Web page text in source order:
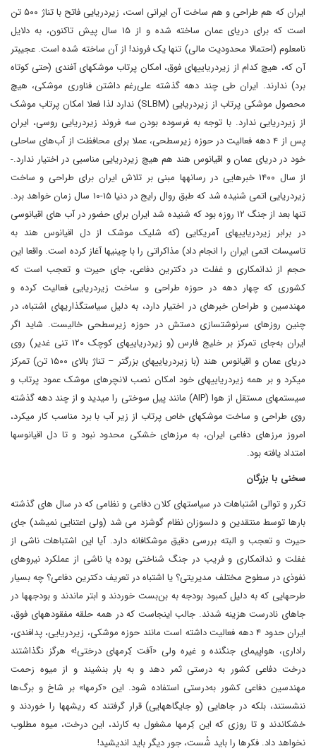
ایران که هم طراحی و هم ساخت آن ایرانی است، زیردریایی فاتح با تناژ ۵۰۰ تن
است که برای دریای عمان ساخته شده و از ۱۵ سال پیش تاکنون، به دلایل
نامعلوم (احتمالا محدودیت مالی) تنها یک فروند! از آن ساخته شده است. عجیب­تر
آن که، هیچ کدام از زیردریایی­های فوق، امکان پرتاب موشک­های آفندی (حتی کوتاه
برد) ندارند. ایران طی چند دهه گذشته علی‌رغم داشتن فناوری موشکی، هیچ
محصول موشکی پرتاب از زیردریایی (SLBM) ندارد لذا فعلا امکان پرتاب موشک
از زیردریایی ندارد. با توجه به فرسوده بودن سه فروند زیردریایی روسی، ایران
پس از ۴ دهه فعالیت در حوزه زیرسطحی، عملا برای محافظت از آب‌های ساحلی
خود در دریای عمان و اقیانوس هند هم هیچ زیردریایی مناسبی در اختیار ندارد.­
از سال ۱۴۰۰ خبرهایی در رسانه­ها مبنی بر تلاش ایران برای طراحی و ساخت
زیردریایی اتمی شنیده شد که طبق روال رایج در دنیا ۱۵-۱۰ سال زمان خواهد برد.
تنها بعد از جنگ ۱۲ روزه بود که شنیده شد ایران برای حضور در آب های اقیانوسی
در برابر زیردریایی­های آمریکایی (که شلیک موشک از دل اقیانوس هند به
تاسیسات اتمی ایران را انجام داد) مذاکراتی را با چینی­ها آغاز کرده است. واقعا این
حجم از ندانم­کاری و غفلت در دکترین دفاعی، جای حیرت و تعجب است که
کشوری که چهار دهه در حوزه طراحی و ساخت زیردریایی فعالیت کرده و
مهندسین و طراحان خبره­ای در اختیار دارد، به دلیل سیاست­گذاری­های اشتباه، در
چنین روزهای سرنوشت­سازی دستش در حوزه زیرسطحی خالیست. شاید اگر
ایران به‌جای تمرکز بر خلیج فارس (و زیردریایی­های کوچک ۱۲۰ تنی غدیر) روی
دریای عمان و اقیانوس هند (با زیردریایی­های بزرگتر – تناژ بالای ۱۵۰۰ تن) تمرکز
می­کرد و بر همه زیردریایی­های خود امکان نصب لانچرهای موشک عمود پرتاب و
سیستم­های مستقل از هوا (AIP) مانند پیل سوختی را می­دید و از چند دهه گذشته
روی طراحی و ساخت موشک­های خاص پرتاب از زیر آب با برد مناسب کار می­کرد،
امروز مرزهای دفاعی ایران، به مرزهای خشکی محدود نبود و تا دل اقیانوسها
امتداد یافته بود.
سخنی با بزرگان
تکرر و توالی اشتباهات در سیاست­های کلان دفاعی و نظامی که در سال های گذشته
بارها توسط منتقدین و دلسوزان نظام گوشزد می­ شد (ولی اعتنایی نمی­شد) جای
حیرت و تعجب و البته بررسی دقیق موشکافانه دارد. آیا این اشتباهات ناشی از
غفلت و ندانم­کاری و فریب در جنگ شناختی بوده یا ناشی از عملکرد نیروهای
نفوذی در سطوح مختلف مدیریتی؟ یا اشتباه در تعریف دکترین دفاعی؟ چه بسیار
طرح­هایی که به دلیل کمبود بودجه به بن‌بست خوردند و ابتر ماندند و بودجه­ها در
جاهای نادرست هزینه شدند. جالب اینجاست که در همه حلقه مفقوده­های فوق،
ایران حدود ۴ دهه فعالیت داشته است مانند حوزه موشکی، زیردریایی، پدافندی،
راداری، هواپیمای جنگنده و غیره ولی «آفت کِرم­های درختی!» هرگز نگذاشتند
درخت دفاعی کشور به درستی ثمر دهد و به بار بنشیند و از میوه زحمت
مهندسین دفاعی کشور به‌درستی استفاده شود. این «کرم­ها» بر شاخ و برگ‌ها
ننشستند، بلکه در جاهایی (و جایگاه­هایی) قرار گرفتند که ریشه­ها را خوردند و
خشکاندند و تا روزی که این کِرم­ها مشغول به کارند، این درخت، میوه مطلوب
نخواهد داد. فکرها را باید شُست، جور دیگر باید اندیشید!